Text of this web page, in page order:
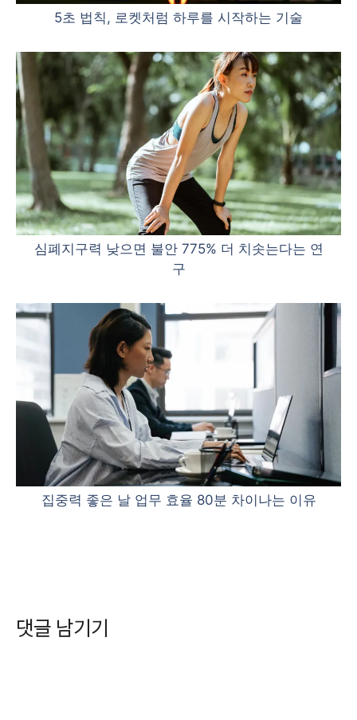
5초 법칙, 로켓처럼 하루를 시작하는 기술
심폐지구력 낮으면 불안 775% 더 치솟는다는 연
구
집중력 좋은 날 업무 효율 80분 차이나는 이유
댓글 남기기